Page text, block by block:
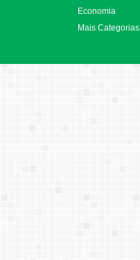
Economia
Mais Categorias